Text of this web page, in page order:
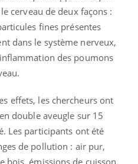
cerveau de deux façons :
fines présentes
dans le système nerveux,
des poumons
effets, les chercheurs ont
double aveugle sur 15
Les participants ont été
de pollution : air pur,
bois, émissions de cuisson